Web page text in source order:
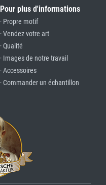
Pour plus d'informations
· Propre motif
· Vendez votre art
· Qualité
· Images de notre travail
· Accessoires
· Commander un échantillon